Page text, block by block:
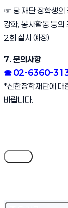
☞ 당 재단 장학생의
강화, 봉사활동 등
2회 실시 예정)
7. 문의사항
☎ 02-6360-
*신한장학재단에 대
바랍니다.